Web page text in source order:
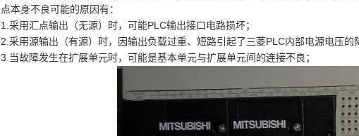
点本身不良可能的原因有：
1.采用汇点输出（无源）时，可能PLC输出接口电路损坏；
2.采用源输出（有源）时，因输出负载过重、短路引起了三菱PLC内部电源电压的
3.当故障发生在扩展单元时，可能是基本单元与扩展单元间的连接不良；